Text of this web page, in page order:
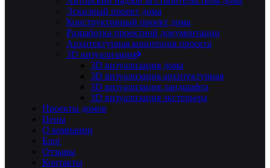
Эскизный проект дома
Конструктивный проект дома
Разработка проектной документации
Архитектурная концепция проекта
3D визуализация
3D визуализация дома
3D визуализация архитектурная
3D визуализация ландшафта
3D визуализация экстерьера
Проекты домов
Цены
О компании
Блог
Отзывы
Контакты